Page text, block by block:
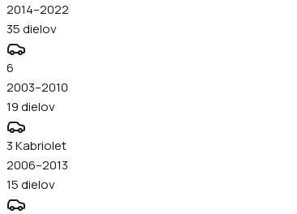
2014–2022
35dielov
6
2003–2010
19dielov
3 Kabriolet
2006–2013
15dielov